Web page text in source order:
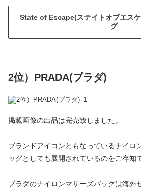
State of Escape(ステイトオブエス
グ
2位）PRADA(プラダ)
掲載画像の出品は完売致しました。
ブランドアイコンともなっているナイロ
ッグとしても展開されているのをご存知
プラダのナイロンマザーズバッグは海外